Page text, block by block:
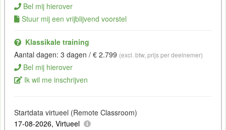
Bel mij hierover
Stuur mij een vrijblijvend voorstel
Klassikale training
Aantal dagen: 3 dagen / € 2.799 (excl. btw, prijs per deelnemer)
Bel mij hierover
Ik wil me inschrijven
Startdata virtueel (Remote Classroom)
17-08-2026, Virtueel